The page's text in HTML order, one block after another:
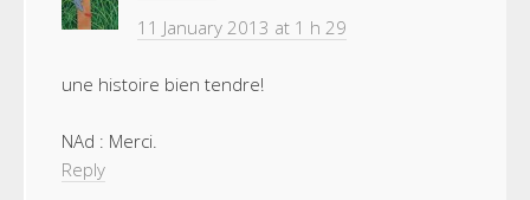
11 January 2013 at 1 h 29
une histoire bien tendre!
NAd : Merci.
Reply